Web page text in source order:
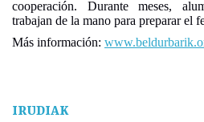
cooperación. Durante meses,
trabajan de la mano para preparar el
Más información:
IRUDIAK